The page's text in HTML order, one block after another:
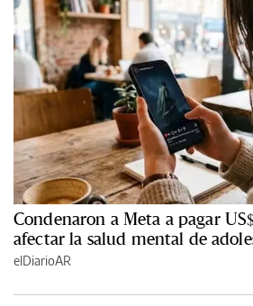
Condenaron a Meta a pagar
afectar la salud mental de
elDiarioAR